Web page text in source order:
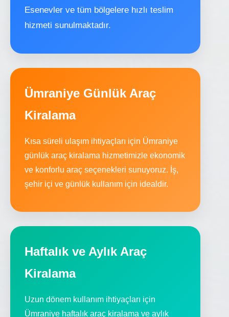
Esenevler ve tüm bölgelere hızlı teslim
hizmeti sunulmaktadır.
Ümraniye Günlük Araç
Kiralama
Kısa süreli ulaşım ihtiyaçları için Ümraniye
günlük araç kiralama hizmetimizle ekonomik
ve konforlu araç seçenekleri sunuyoruz. İş,
şehir içi ve günlük kullanım için idealdir.
Haftalık ve Aylık Araç
Kiralama
Uzun dönem kullanım ihtiyaçları için
Ümraniye haftalık araç kiralama ve aylık